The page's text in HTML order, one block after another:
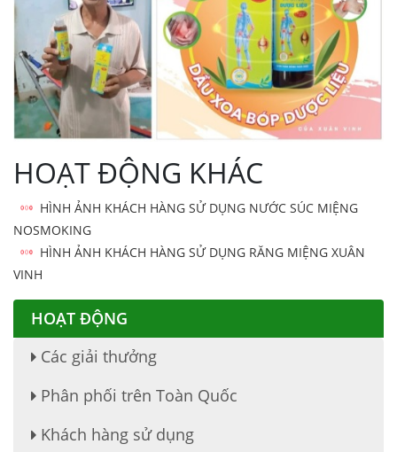
HOẠT ĐỘNG KHÁC
HÌNH ẢNH KHÁCH HÀNG SỬ DỤNG NƯỚC SÚC MIỆNG
NOSMOKING
HÌNH ẢNH KHÁCH HÀNG SỬ DỤNG RĂNG MIỆNG XUÂN
VINH
HOẠT ĐỘNG
Các giải thưởng
Phân phối trên Toàn Quốc
Khách hàng sử dụng